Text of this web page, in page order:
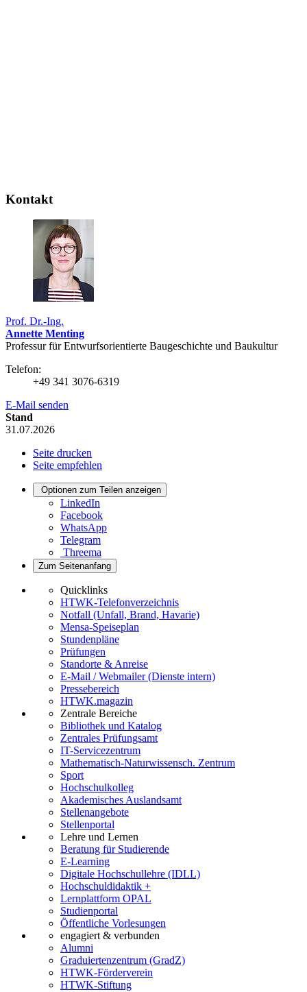
Kontakt
Prof. Dr.-Ing.
Annette Menting
Professur für Entwurfsorientierte Baugeschichte und Baukultur
Telefon:
+49 341 3076-6319
E-Mail senden
Stand
31.07.2026
Seite drucken
Seite empfehlen
Optionen zum Teilen anzeigen
LinkedIn
Facebook
WhatsApp
Telegram
Threema
Zum Seitenanfang
Quicklinks
HTWK-Telefonverzeichnis
Notfall (Unfall, Brand, Havarie)
Mensa-Speiseplan
Stundenpläne
Prüfungen
Standorte & Anreise
E-Mail / Webmailer (Dienste intern)
Pressebereich
HTWK.magazin
Zentrale Bereiche
Bibliothek und Katalog
Zentrales Prüfungsamt
IT-Servicezentrum
Mathematisch-Naturwissensch. Zentrum
Sport
Hochschulkolleg
Akademisches Auslandsamt
Stellenangebote
Stellenportal
Lehre und Lernen
Beratung für Studierende
E-Learning
Digitale Hochschullehre (IDLL)
Hochschuldidaktik +
Lernplattform OPAL
Studienportal
Öffentliche Vorlesungen
engagiert & verbunden
Alumni
Graduiertenzentrum (GradZ)
HTWK-Förderverein
HTWK-Stiftung